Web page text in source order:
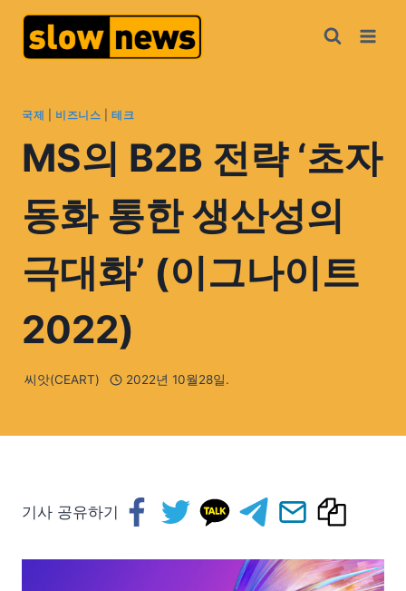
국제 비즈니스 |테크
MS의 B2B 전략 ‘초자
동화 통한 생산성의
극대화’ (이그나이트
2022)
씨앗(CEART) 2022년 10월28일.
기사 공유하기